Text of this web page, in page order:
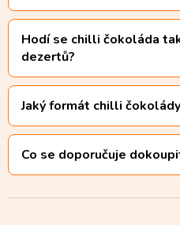
Hodí se chilli čokoláda
dezertů?
Jaký formát chilli
Co se doporučuje